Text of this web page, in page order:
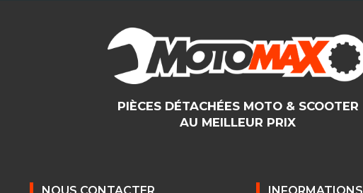
PIÈCES DÉTACHÉES MOTO & SCOOTER
AU MEILLEUR PRIX